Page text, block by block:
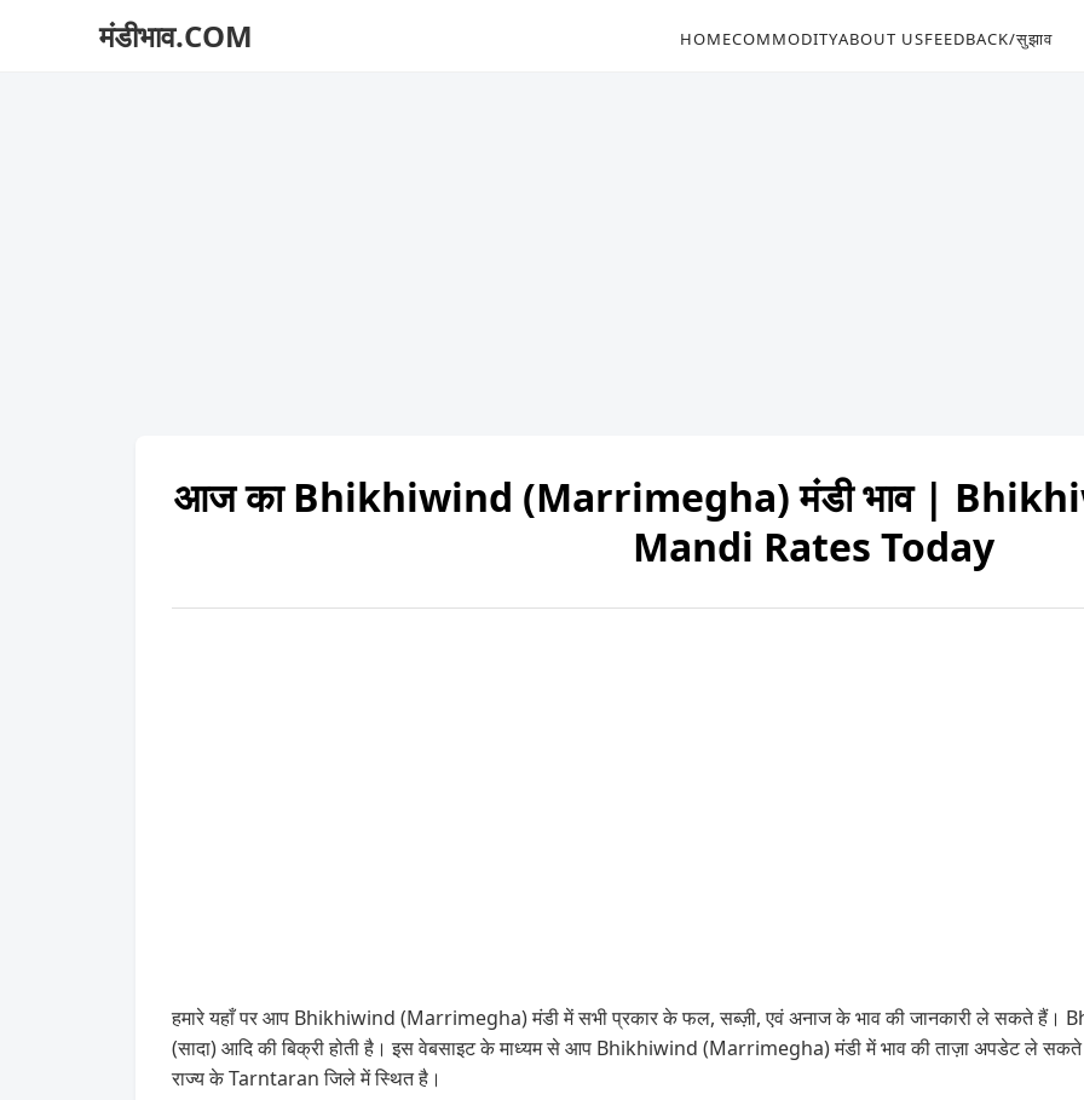
मंडीभाव.COM HOMECOMMODITYABOUT USFEEDBACK/सुझाव
आज का Bhikhiwind (Marrimegha) मंडी भाव |
Mandi Rates Today
हमारे यहाँ पर आप Bhikhiwind (Marrimegha) मंडी में सभी प्रकार के फल, सब्ज़ी, एवं अनाज के भाव की जानकारी ले सकते
(सादा) आदि की बिक्री होती है। इस वेबसाइट के माध्यम से आप Bhikhiwind (Marrimegha) मंडी में भाव की ताज़ा अपडेट ले
राज्य के Tarntaran जिले में स्थित है।